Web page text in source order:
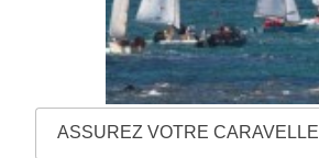
ASSUREZ VOTRE CARAVELLE